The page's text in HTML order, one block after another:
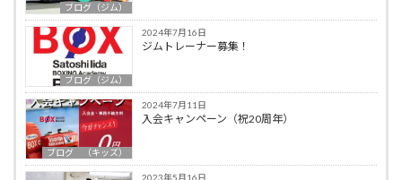
ブログ（ジム）
ブログ（ジム）
2024年7月16日
ジムトレーナー募集！
ブログ （キッズ）
2024年7月11日
入会キャンペーン（祝20周年）
2023年5月16日